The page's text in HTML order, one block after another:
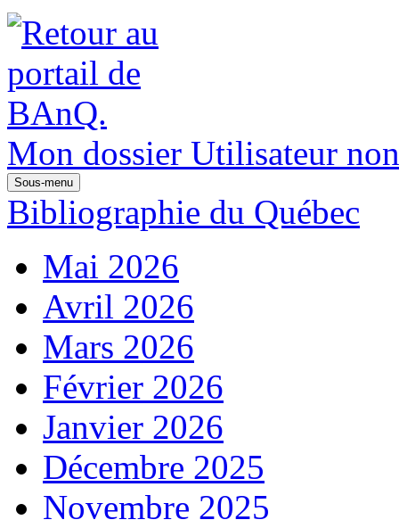
Mon dossier Utilisateur
Sous-menu
Bibliographie du Québec
Mai 2026
Avril 2026
Mars 2026
Février 2026
Janvier 2026
Décembre 2025
Novembre 2025